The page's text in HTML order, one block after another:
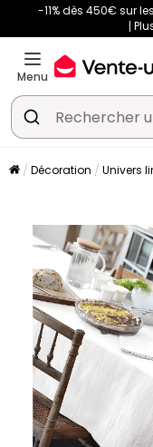
-11% dès 450€ sur
Menu
Décoration Univers